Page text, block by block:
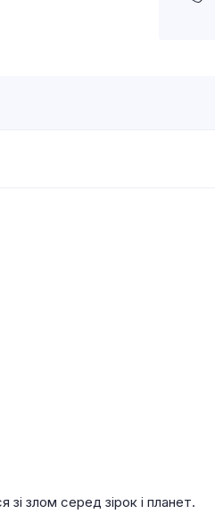
зі злом серед зірок і планет.